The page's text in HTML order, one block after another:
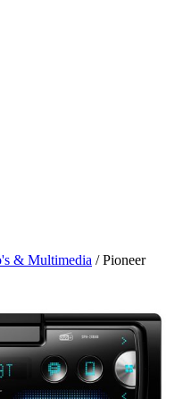
& Multimedia / Pioneer